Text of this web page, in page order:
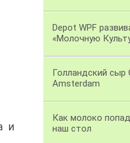
и
Depot WPF
«Молочную
Голландский сыр
Amsterdam
Как молоко
наш стол